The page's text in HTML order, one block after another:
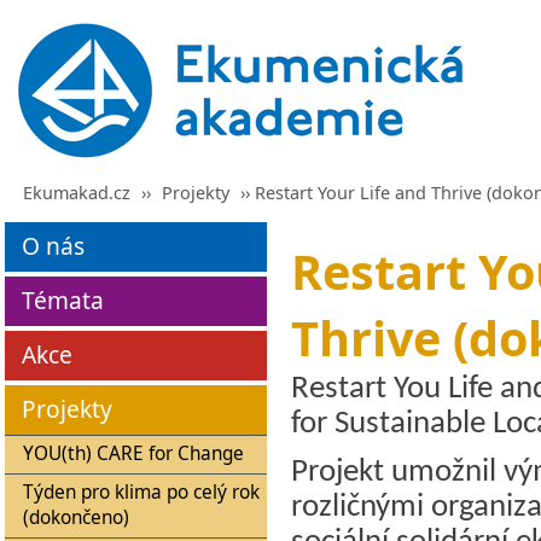
Ekumakad.cz ›› Projekty ›› Restart Your Life and Thrive
O nás
Témata
Akce
Projekty
YOU(th) CARE for Change
Týden pro klima po celý rok
(dokončeno)
Restart
Thrive
Restart You Life
for Sustainable
Projekt umožnil
rozličnými